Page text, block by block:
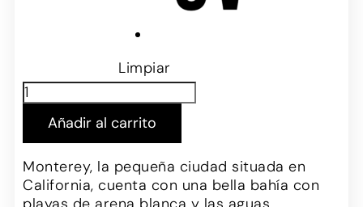
Limpiar
Añadir al carrito
Monterey, la pequeña ciudad situada en
California, cuenta con una bella bahía con